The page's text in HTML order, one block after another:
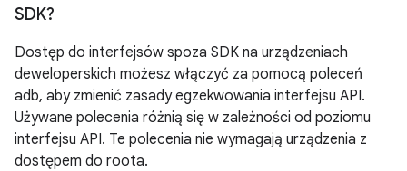
SDK?
Dostęp do interfejsów spoza SDK na urządzeniach
deweloperskich możesz włączyć za pomocą poleceń
adb, aby zmienić zasady egzekwowania interfejsu API.
Używane polecenia różnią się w zależności od poziomu
interfejsu API. Te polecenia nie wymagają urządzenia z
dostępem do roota.